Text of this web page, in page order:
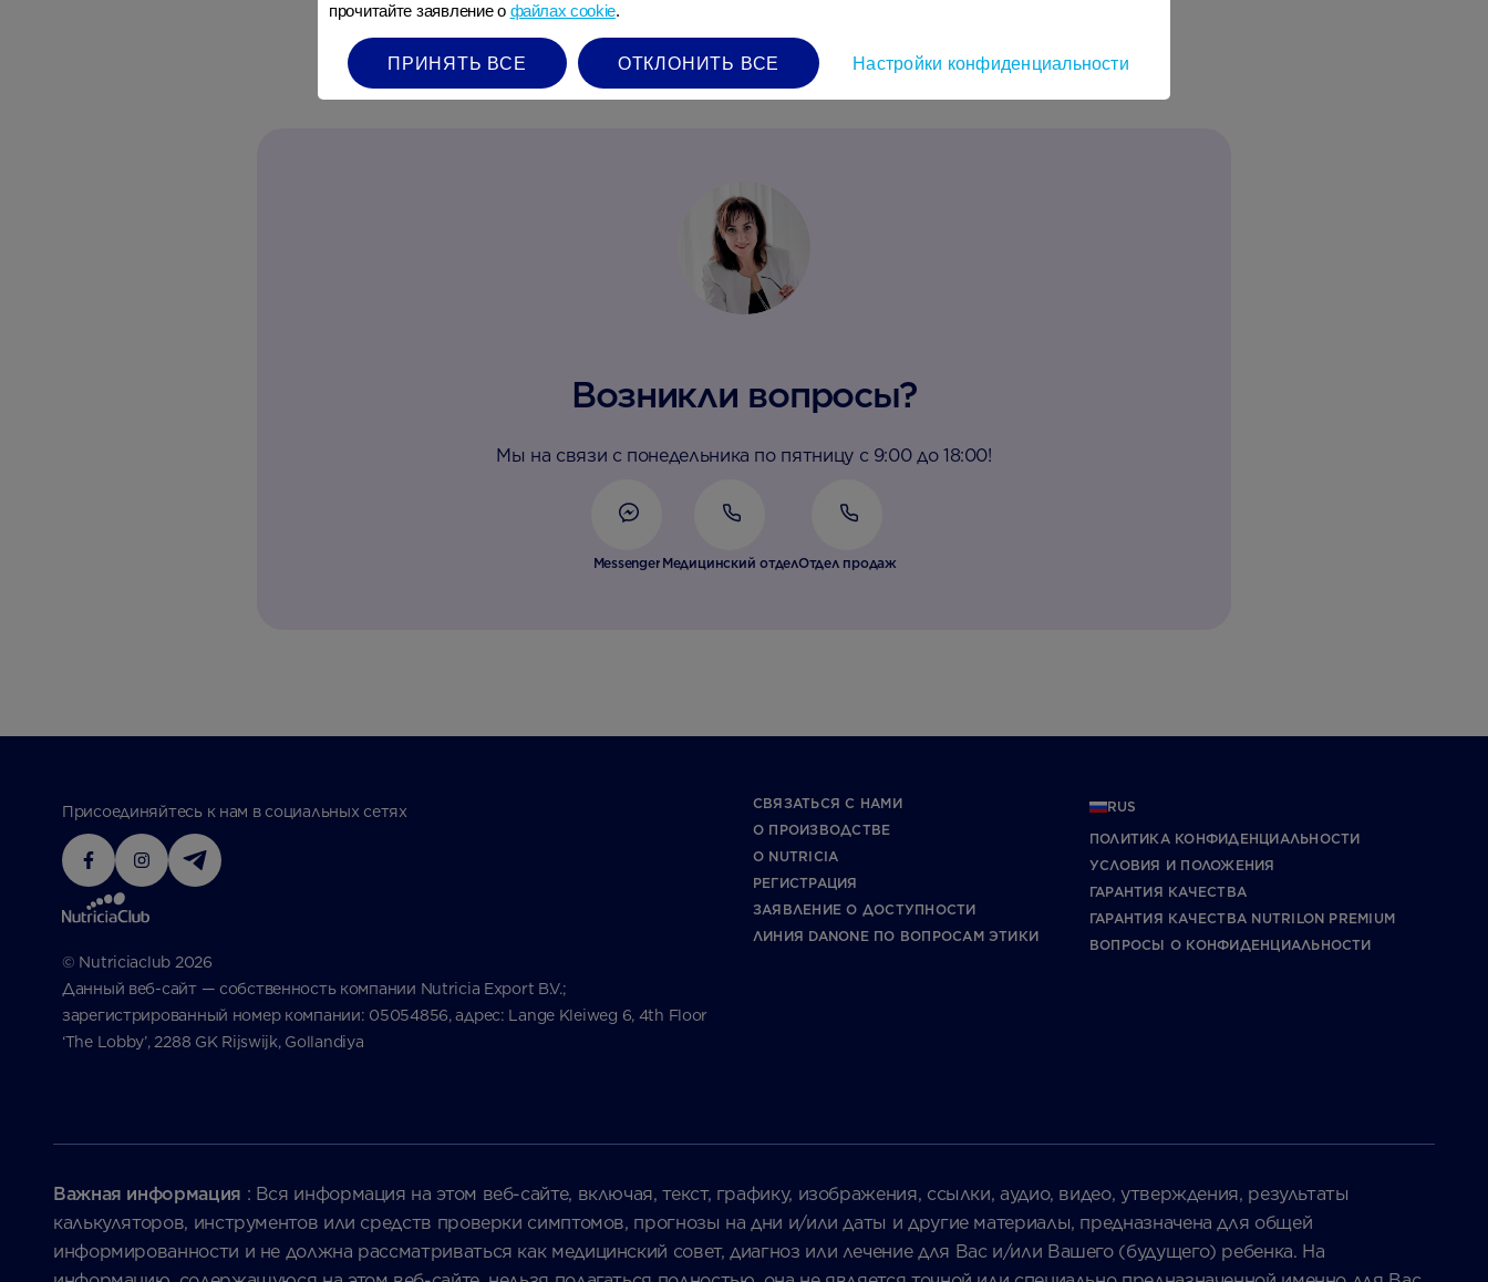
УЗНАТЬ БОЛЬШЕ
Возникли вопросы?
Мы на связи с понедельника по пятницу с 9:00 до 18:00!
Messenger Медицинский отделОтдел продаж
Присоединяйтесь к нам в социальных сетях
© Nutriciaclub 2026
Данный веб-сайт — собственность компании Nutricia Export B.V.;
зарегистрированный номер компании: 05054856, адрес: Lange Kleiweg 6, 4th Floor
‘The Lobby’, 2288 GK Rijswijk, Gollandiya
СВЯЗАТЬСЯ С НАМИ
О ПРОИЗВОДСТВЕ
О NUTRICIA
РЕГИСТРАЦИЯ
ЗАЯВЛЕНИЕ О ДОСТУПНОСТИ
ЛИНИЯ DANONE ПО ВОПРОСАМ ЭТИКИ
RUS
ПОЛИТИКА КОНФИДЕНЦИАЛЬНОСТИ
УCЛОВИЯ И ПОЛОЖЕНИЯ
ГАРАНТИЯ КАЧЕСТВА
ГАРАНТИЯ КАЧЕСТВА NUTRILON PREMIUM
ВОПРОСЫ О КОНФИДЕНЦИАЛЬНОСТИ
Важная информация : Вся информация на этом веб-сайте, включая, текст, графику, изображения, ссылки, аудио, видео, утверждения, результаты
калькуляторов, инструментов или средств проверки симптомов, прогнозы на дни и/или даты и другие материалы, предназначена для общей
информированности и не должна рассматриваться как медицинский совет, диагноз или лечение для Вас и/или Вашего (будущего) ребенка. На
прочитайте заявление о файлах cookie.
ПРИНЯТЬ ВСЕ ОТКЛОНИТЬ ВСЕ Настройки конфиденциальности